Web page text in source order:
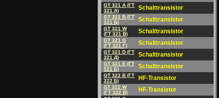
GT 321 A (ГT
321 A)
Schalttransistor
GT 321 B (ГT
321 Б)
Schalttransistor
GT 321 W
(ГT 321 B)
Schalttransistor
GT 321 G
(ГT 321 Г)
Schalttransistor
GT 321 D (ГT
321 Д)
Schalttransistor
GT 321 E (ГT
321 E)
Schalttransistor
GT 322 B (ГT
322 Б)
HF-Transistor
GT 322 W
(ГT 322 B)
HF-Transistor